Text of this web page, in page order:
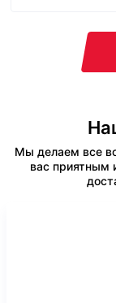
Мы делаем все
вас приятным